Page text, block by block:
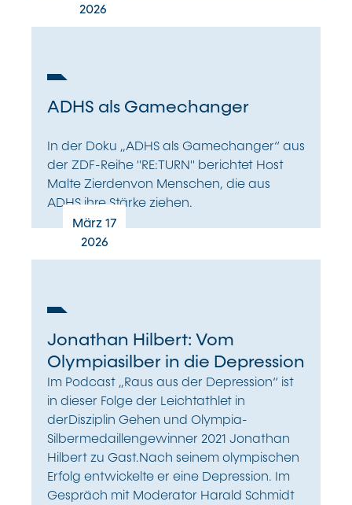
2026
ADHS als Gamechanger
In der Doku „ADHS als Gamechanger“ aus
der ZDF-Reihe "RE:TURN" berichtet Host
Malte Zierdenvon Menschen, die aus
ADHS ihre Stärke ziehen.
März 17
2026
Jonathan Hilbert: Vom
Olympiasilber in die Depression
Im Podcast „Raus aus der Depression“ ist
in dieser Folge der Leichtathlet in
derDisziplin Gehen und Olympia-
Silbermedaillengewinner 2021 Jonathan
Hilbert zu Gast.Nach seinem olympischen
Erfolg entwickelte er eine Depression. Im
Gespräch mit Moderator Harald Schmidt